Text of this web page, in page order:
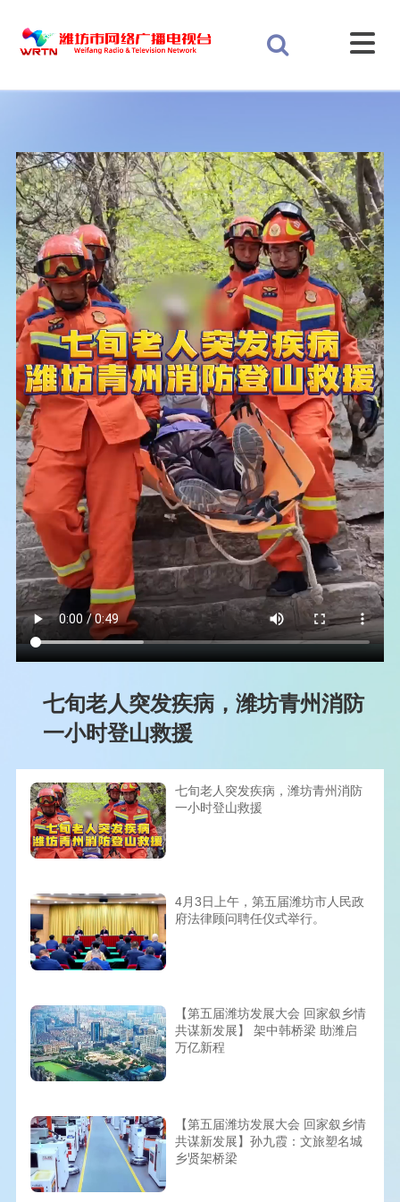
七旬老人突发疾病，潍坊青州消防
一小时登山救援
七旬老人突发疾病，潍坊青州消防
一小时登山救援
4月3日上午，第五届潍坊市人民政
府法律顾问聘任仪式举行。
【第五届潍坊发展大会 回家叙乡情
共谋新发展】 架中韩桥梁 助潍启
万亿新程
【第五届潍坊发展大会 回家叙乡情
共谋新发展】孙九霞：文旅塑名城
乡贤架桥梁